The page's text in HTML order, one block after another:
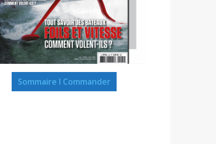
Sommaire I Commander